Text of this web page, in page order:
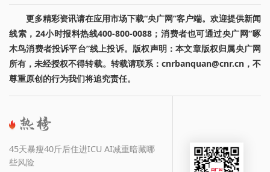
更多精彩资讯请在应用市场下载“央广网”客户端。欢迎提供新闻
线索，24小时报料热线400-800-0088；消费者也可通过央广网“啄
木鸟消费者投诉平台”线上投诉。版权声明：本文章版权归属央广网
所有，未经授权不得转载。转载请联系：cnrbanquan@cnr.cn，不
尊重原创的行为我们将追究责任。
45天暴瘦40斤后住进ICU AI减重暗藏哪
些风险